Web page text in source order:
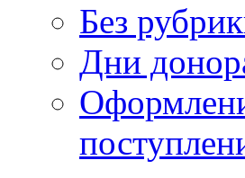
Без
Дни